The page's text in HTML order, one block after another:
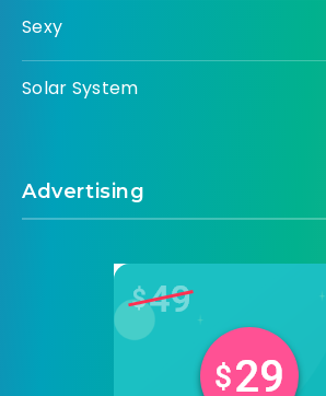
Sexy
Solar System
Advertising